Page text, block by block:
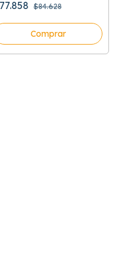
$84.628
Comprar